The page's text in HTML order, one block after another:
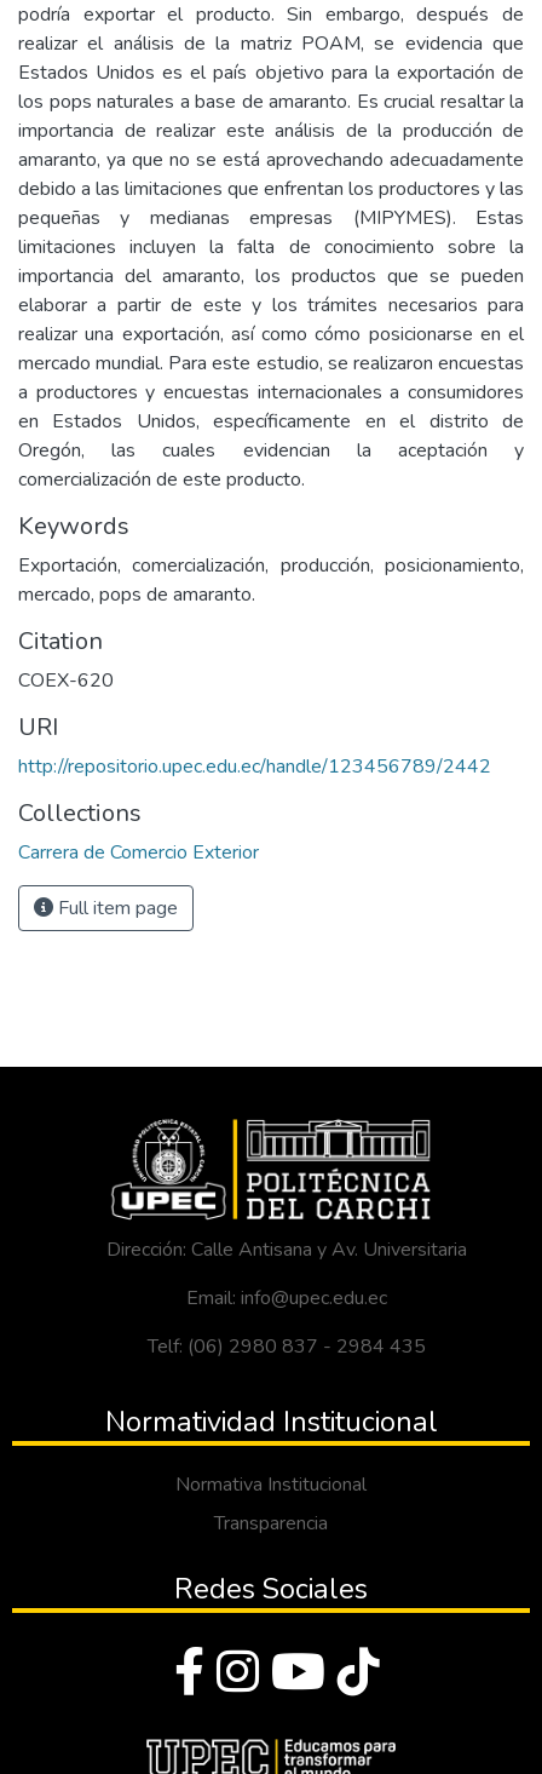
podría exportar el producto. Sin embargo, después de
realizar el análisis de la matriz POAM, se evidencia que
Estados Unidos es el país objetivo para la exportación de
los pops naturales a base de amaranto. Es crucial resaltar la
importancia de realizar este análisis de la producción de
amaranto, ya que no se está aprovechando adecuadamente
debido a las limitaciones que enfrentan los productores y las
pequeñas y medianas empresas (MIPYMES). Estas
limitaciones incluyen la falta de conocimiento sobre la
importancia del amaranto, los productos que se pueden
elaborar a partir de este y los trámites necesarios para
realizar una exportación, así como cómo posicionarse en el
mercado mundial. Para este estudio, se realizaron encuestas
a productores y encuestas internacionales a consumidores
en Estados Unidos, específicamente en el distrito de
Oregón, las cuales evidencian la aceptación y
comercialización de este producto.
Keywords
Exportación, comercialización, producción, posicionamiento,
mercado, pops de amaranto.
Citation
COEX-620
URI
http://repositorio.upec.edu.ec/handle/123456789/2442
Collections
Carrera de Comercio Exterior
Full item page
Dirección: Calle Antisana y Av. Universitaria
Email: info@upec.edu.ec
Telf: (06) 2980 837 - 2984 435
Normatividad Institucional
Normativa Institucional
Transparencia
Redes Sociales